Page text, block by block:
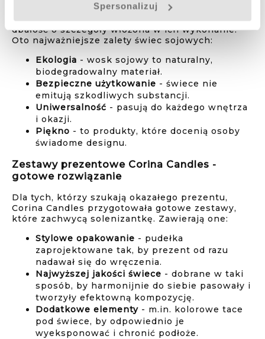
Spersonalizuj
ekologii, piękna i walorów użytkownych. Każda
kobieta doceni ich wyjątkowy charakter oraz
dbałość o szczegóły włożona w ich wykonanie.
Oto najważniejsze zalety świec sojowych:
Ekologia - wosk sojowy to naturalny,
biodegradowalny materiał.
Bezpieczne użytkowanie - świece nie
emitują szkodliwych substancji.
Uniwersalność - pasują do każdego wnętrza
i okazji.
Piękno - to produkty, które docenią osoby
świadome designu.
Zestawy prezentowe Corina Candles -
gotowe rozwiązanie
Dla tych, którzy szukają okazałego prezentu,
Corina Candles przygotowała gotowe zestawy,
które zachwycą solenizantkę. Zawierają one:
Stylowe opakowanie - pudełka
zaprojektowane tak, by prezent od razu
nadawał się do wręczenia.
Najwyższej jakości świece - dobrane w taki
sposób, by harmonijnie do siebie pasowały i
tworzyły efektowną kompozycję.
Dodatkowe elementy - m.in. kolorowe tace
pod świece, by odpowiednio je
wyeksponować i chronić podłoże.